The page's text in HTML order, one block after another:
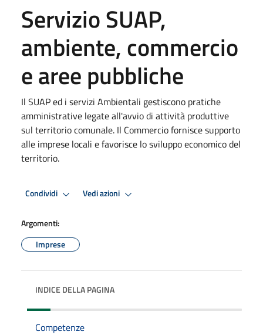
Servizio SUAP,
ambiente, commercio
e aree pubbliche
Il SUAP ed i servizi Ambientali gestiscono pratiche
amministrative legate all'avvio di attività produttive
sul territorio comunale. Il Commercio fornisce supporto
alle imprese locali e favorisce lo sviluppo economico del
territorio.
Condividi Vedi azioni
Argomenti:
Imprese
INDICE DELLA PAGINA
Competenze